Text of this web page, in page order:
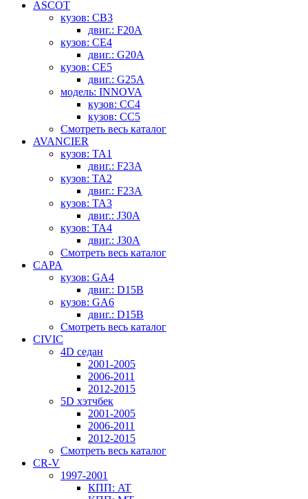
ASCOT
кузов: CB3
двиг.: F20A
кузов: CE4
двиг.: G20A
кузов: CE5
двиг.: G25A
модель: INNOVA
кузов: CC4
кузов: CC5
Смотреть весь каталог
AVANCIER
кузов: TA1
двиг.: F23A
кузов: TA2
двиг.: F23A
кузов: TA3
двиг.: J30A
кузов: TA4
двиг.: J30A
Смотреть весь каталог
CAPA
кузов: GA4
двиг.: D15B
кузов: GA6
двиг.: D15B
Смотреть весь каталог
CIVIC
4D седан
2001-2005
2006-2011
2012-2015
5D хэтчбек
2001-2005
2006-2011
2012-2015
Смотреть весь каталог
CR-V
1997-2001
КПП: AT